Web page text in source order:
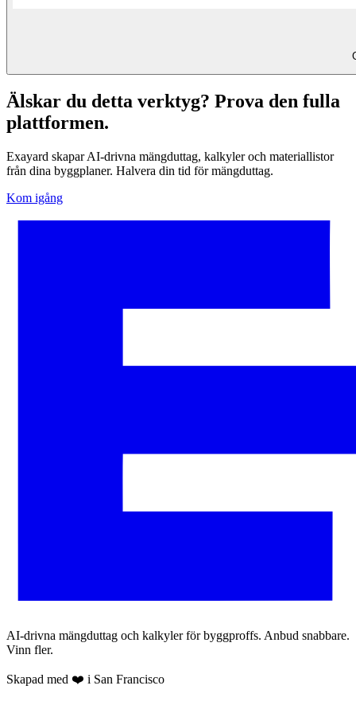
Älskar du detta verktyg? Prova den fulla
plattformen.
Exayard skapar AI-drivna mängduttag, kalkyler och materiallistor
från dina byggplaner. Halvera din tid för mängduttag.
Kom igång
AI-drivna mängduttag och kalkyler för byggproffs. Anbud snabbare.
Vinn fler.
Skapad med ❤️ i San Francisco